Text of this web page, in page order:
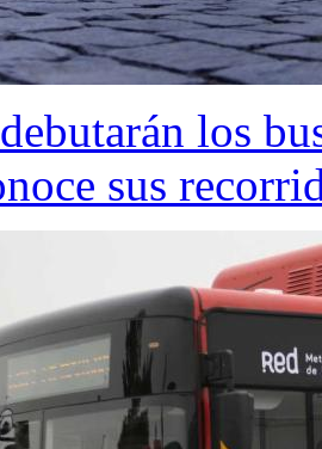
los
sus